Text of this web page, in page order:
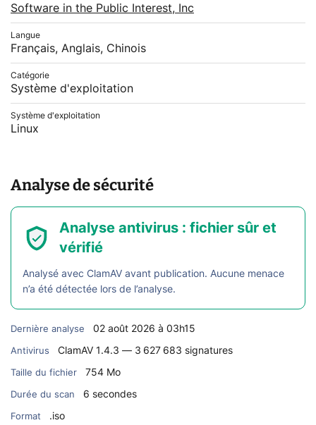
Software in the Public Interest, Inc
Langue
Français, Anglais, Chinois
Catégorie
Système d'exploitation
Système d'exploitation
Linux
Analyse de sécurité
Analyse antivirus : fichier sûr et
vérifié
Analysé avec ClamAV avant publication. Aucune menace
n’a été détectée lors de l’analyse.
Dernière analyse 02 août 2026 à 03h15
Antivirus ClamAV 1.4.3 — 3 627 683 signatures
Taille du fichier 754 Mo
Durée du scan 6 secondes
Format .iso